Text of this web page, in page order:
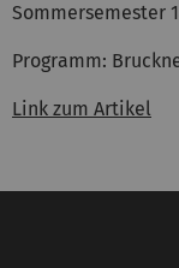
Sommersemester
Programm:
Link zum Artikel